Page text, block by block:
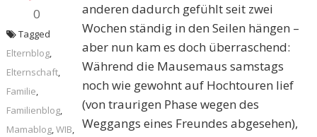
0
anderen dadurch gefühlt seit zwei
Wochen ständig in den Seilen hängen –
aber nun kam es doch überraschend:
Während die Mausemaus samstags
noch wie gewohnt auf Hochtouren lief
(von traurigen Phase wegen des
Weggangs eines Freundes abgesehen),
Tagged
Elternblog,
Elternschaft,
Familie,
Familienblog,
Mamablog,WIB,